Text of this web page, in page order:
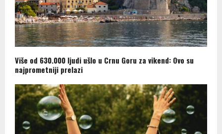
Više od 630.000 ljudi ušlo u Crnu Goru za vikend: Ovo su
najprometniji prelazi